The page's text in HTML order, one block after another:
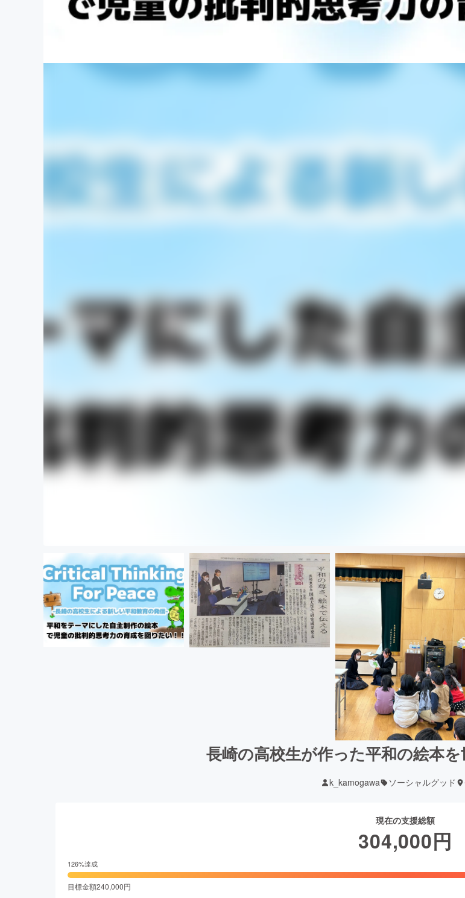
長崎の高校生が作った平和の絵本を
k_kamogawa ソーシャルグッド
現在の支援総額
304,000円
126%達成
目標金額240,000円